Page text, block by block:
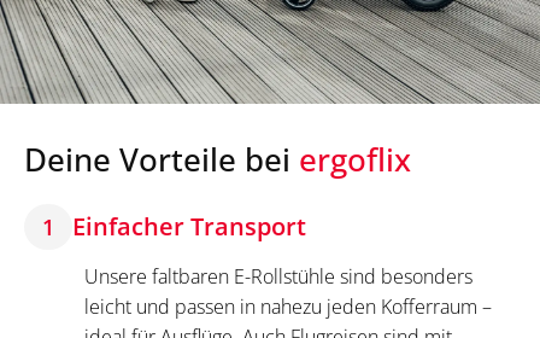
Deine Vorteile bei ergoflix
1 Einfacher Transport
Unsere faltbaren E-Rollstühle sind besonders
leicht und passen in nahezu jeden Kofferraum –